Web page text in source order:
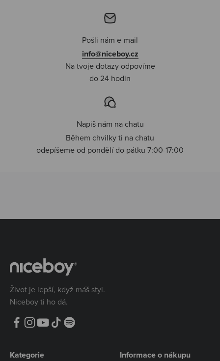
Pošli nám e-mail
info@niceboy.cz
Na tvoje dotazy odpovíme
do 24 hodin
Napiš nám na chatu
Během chvilky ti na chatu
odepíšeme od pondělí do pátku 7:00-17:00
Život je lepší, když máš styl.
Niceboy ti ho dá.
Kategorie Informace o nákupu